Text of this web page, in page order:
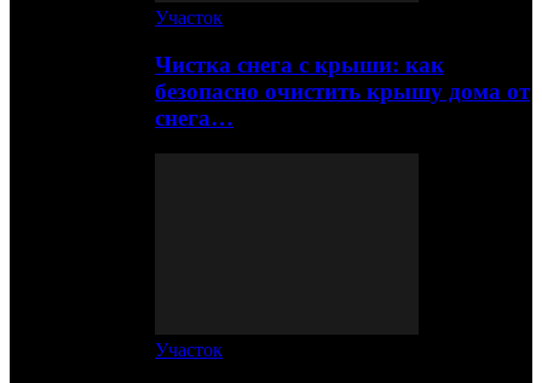
Участок
Чистка снега с крыши: как
безопасно очистить крышу дома от
снега…
Участок